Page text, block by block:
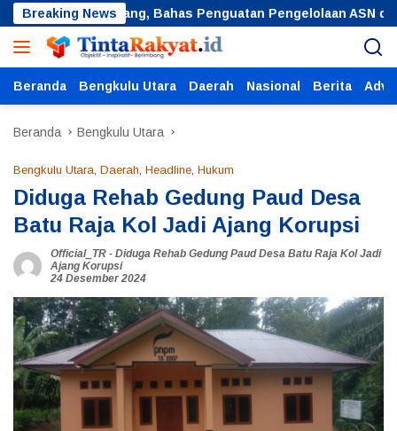
Langsung
ke
konten
Breaking News
Palembang, Bahas Penguatan Pengelolaan ASN dan
Beranda Bengkulu Utara Daerah Nasional Berita
Beranda Bengkulu Utara
Bengkulu Utara, Daerah, Headline, Hukum
Diduga Rehab Gedung Paud Desa
Batu Raja Kol Jadi Ajang Korupsi
Official_TR - Diduga Rehab Gedung Paud Desa Batu Raja Kol Jadi
Ajang Korupsi
24 Desember 2024